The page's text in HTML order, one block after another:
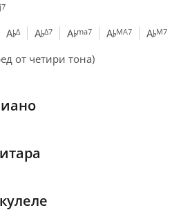
A♭Δ A♭Δ7 A♭ma7 A♭MA7 A♭M7
от четири тона)